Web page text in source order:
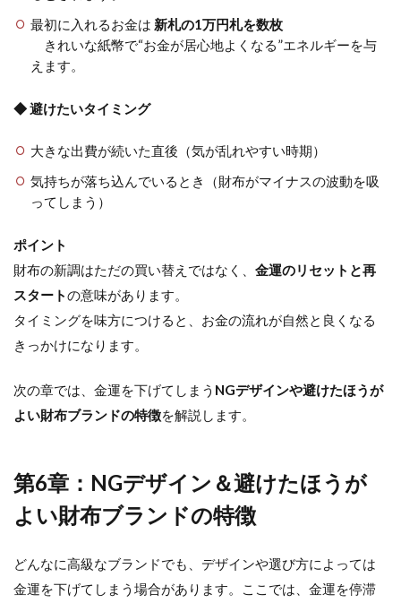
最初に入れるお金は 新札の1万円札を数枚
きれいな紙幣で“お金が居心地よくなる”エネルギーを与
えます。
◆ 避けたいタイミング
大きな出費が続いた直後（気が乱れやすい時期）
気持ちが落ち込んでいるとき（財布がマイナスの波動を吸
ってしまう）
ポイント
財布の新調はただの買い替えではなく、 金運のリセットと再
スタートの意味があります。
タイミングを味方につけると、お金の流れが自然と良くなる
きっかけになります。
次の章では、金運を下げてしまう NGデザインや避けたほうが
よい財布ブランドの特徴を解説します。
第6章：NGデザイン＆避けたほうが
よい財布ブランドの特徴
どんなに高級なブランドでも、デザインや選び方によっては
金運を下げてしまう場合があります。ここでは、金運を停滞